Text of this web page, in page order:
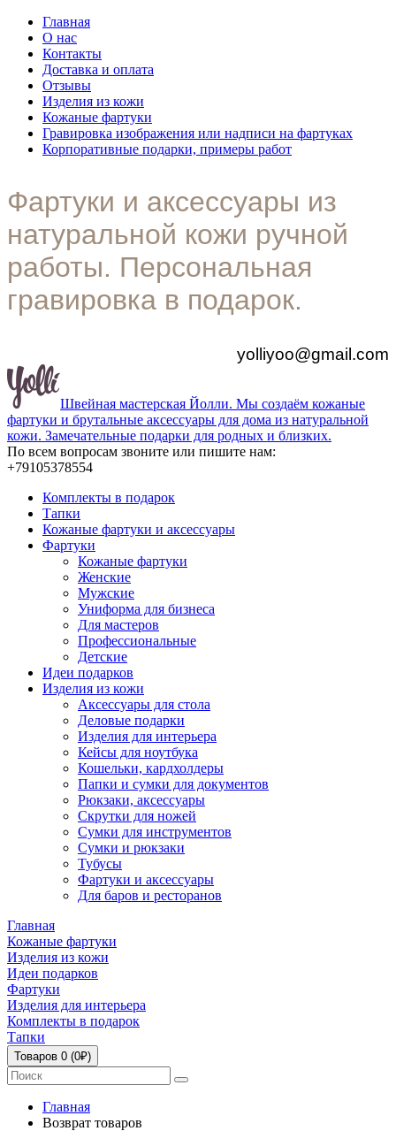
Главная
О нас
Контакты
Доставка и оплата
Отзывы
Изделия из кожи
Кожаные фартуки
Гравировка изображения или надписи на фартуках
Корпоративные подарки, примеры работ
Фартуки и аксессуары из
натуральной кожи ручной
работы. Персональная
гравировка в подарок.
yolliyoo@gmail.com
Швейная мастерская Йолли. Мы создаём кожаные
фартуки и брутальные аксессуары для дома из натуральной
кожи. Замечательные подарки для родных и близких.
По всем вопросам звоните или пишите нам:
+79105378554
Комплекты в подарок
Тапки
Кожаные фартуки и аксессуары
Фартуки
Кожаные фартуки
Женские
Мужские
Униформа для бизнеса
Для мастеров
Профессиональные
Детские
Идеи подарков
Изделия из кожи
Аксессуары для стола
Деловые подарки
Изделия для интерьера
Кейсы для ноутбука
Кошельки, кардхолдеры
Папки и сумки для документов
Рюкзаки, аксессуары
Скрутки для ножей
Сумки для инструментов
Сумки и рюкзаки
Тубусы
Фартуки и аксессуары
Для баров и ресторанов
Главная
Кожаные фартуки
Изделия из кожи
Идеи подарков
Фартуки
Изделия для интерьера
Комплекты в подарок
Тапки
Товаров 0 (0₽)
Главная
Возврат товаров